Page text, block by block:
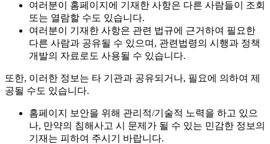
여러분이 홈페이지에 기재한 사항은 다른 사람들이 조회
또는 열람할 수도 있습니다.
여러분이 기재한 사항은 관련 법규에 근거하여 필요한
다른 사람과 공유될 수 있으며, 관련법령의 시행과 정책
개발의 자료로도 사용될 수 있습니다.
또한, 이러한 정보는 타 기관과 공유되거나, 필요에 의하여 제
공될 수도 있습니다.
홈페이지 보안을 위해 관리적/기술적 노력을 하고 있으
나, 만약의 침해사고 시 문제가 될 수 있는 민감한 정보의
기재는 피하여 주시기 바랍니다.